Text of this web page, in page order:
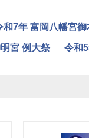
和7年 富岡八幡宮
宮 例大祭 令和